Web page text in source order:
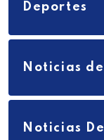
Deportes
Noticias
Noticias